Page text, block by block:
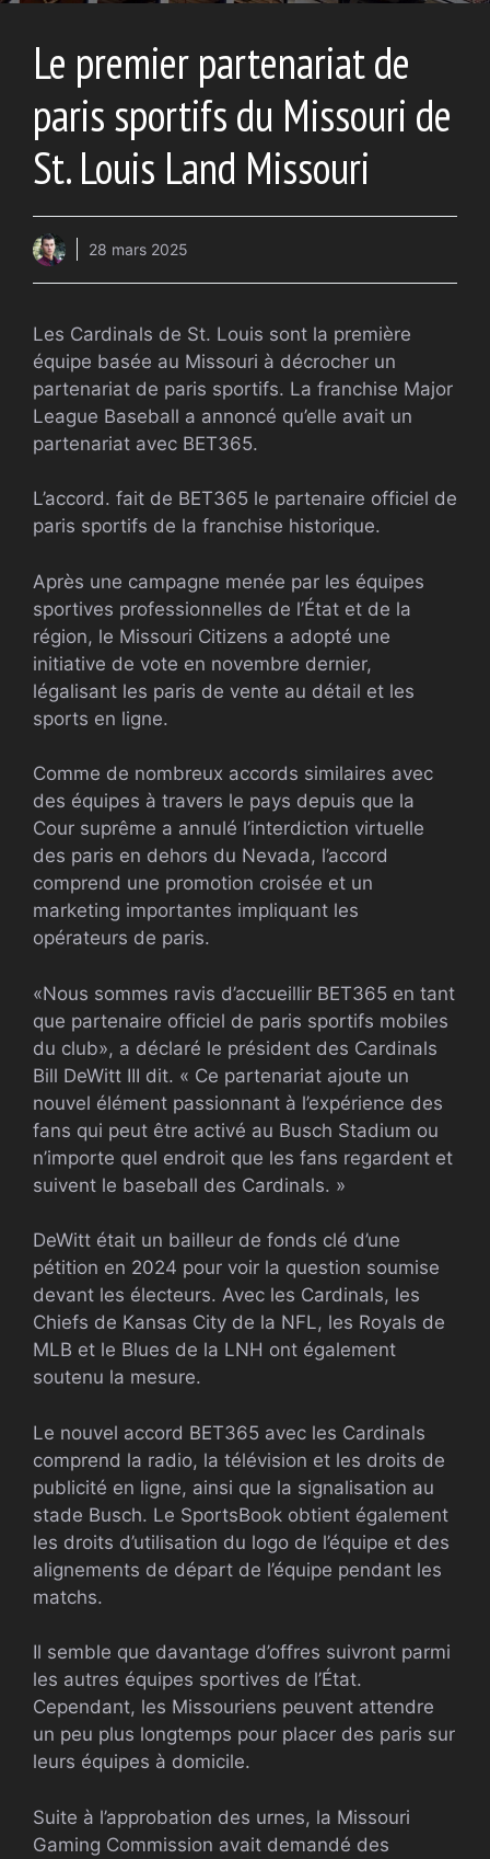
Le premier partenariat de
paris sportifs du Missouri de
St. Louis Land Missouri
28 mars 2025
Les Cardinals de St. Louis sont la première
équipe basée au Missouri à décrocher un
partenariat de paris sportifs. La franchise Major
League Baseball a annoncé qu’elle avait un
partenariat avec BET365.
L’accord. fait de BET365 le partenaire officiel de
paris sportifs de la franchise historique.
Après une campagne menée par les équipes
sportives professionnelles de l’État et de la
région, le Missouri Citizens a adopté une
initiative de vote en novembre dernier,
légalisant les paris de vente au détail et les
sports en ligne.
Comme de nombreux accords similaires avec
des équipes à travers le pays depuis que la
Cour suprême a annulé l’interdiction virtuelle
des paris en dehors du Nevada, l’accord
comprend une promotion croisée et un
marketing importantes impliquant les
opérateurs de paris.
«Nous sommes ravis d’accueillir BET365 en tant
que partenaire officiel de paris sportifs mobiles
du club», a déclaré le président des Cardinals
Bill DeWitt III dit. « Ce partenariat ajoute un
nouvel élément passionnant à l’expérience des
fans qui peut être activé au Busch Stadium ou
n’importe quel endroit que les fans regardent et
suivent le baseball des Cardinals. »
DeWitt était un bailleur de fonds clé d’une
pétition en 2024 pour voir la question soumise
devant les électeurs. Avec les Cardinals, les
Chiefs de Kansas City de la NFL, les Royals de
MLB et le Blues de la LNH ont également
soutenu la mesure.
Le nouvel accord BET365 avec les Cardinals
comprend la radio, la télévision et les droits de
publicité en ligne, ainsi que la signalisation au
stade Busch. Le SportsBook obtient également
les droits d’utilisation du logo de l’équipe et des
alignements de départ de l’équipe pendant les
matchs.
Il semble que davantage d’offres suivront parmi
les autres équipes sportives de l’État.
Cependant, les Missouriens peuvent attendre
un peu plus longtemps pour placer des paris sur
leurs équipes à domicile.
Suite à l’approbation des urnes, la Missouri
Gaming Commission avait demandé des